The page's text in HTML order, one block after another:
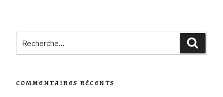
pour
COMMENTAIRES RÉCENTS